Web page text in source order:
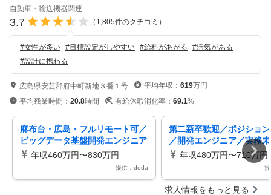
自動車・輸送機器関連
3.7 （ 1,805件のクチコミ ）
#女性が多い #目標設定がしやすい #給料があがる #活気がある
#設計に携わる
広島県安芸郡府中町新地３番１号 平均年収： 619万円
平均残業時間： 20.8時間 有給休暇消化率： 69.1%
麻布台・広島・フルリモート可／
ビッグデータ基盤開発エンジニア
_IT26103
年収460万円〜830万円
提供：doda
第二新卒歓迎／ポジショ
／開発エンジニア／実務
迎／引越手当・独身寮あり
年収480万円〜710万円
求人情報をもっと見る